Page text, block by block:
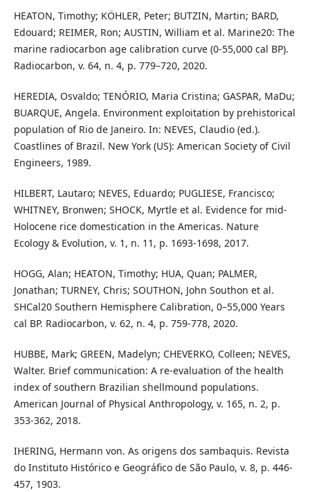
HEATON, Timothy; KÖHLER, Peter; BUTZIN, Martin; BARD,
Edouard; REIMER, Ron; AUSTIN, William et al. Marine20: The
marine radiocarbon age calibration curve (0-55,000 cal BP).
Radiocarbon, v. 64, n. 4, p. 779–720, 2020.
HEREDIA, Osvaldo; TENÓRIO, Maria Cristina; GASPAR, MaDu;
BUARQUE, Angela. Environment exploitation by prehistorical
population of Rio de Janeiro. In: NEVES, Claudio (ed.).
Coastlines of Brazil. New York (US): American Society of Civil
Engineers, 1989.
HILBERT, Lautaro; NEVES, Eduardo; PUGLIESE, Francisco;
WHITNEY, Bronwen; SHOCK, Myrtle et al. Evidence for mid-
Holocene rice domestication in the Americas. Nature
Ecology & Evolution, v. 1, n. 11, p. 1693-1698, 2017.
HOGG, Alan; HEATON, Timothy; HUA, Quan; PALMER,
Jonathan; TURNEY, Chris; SOUTHON, John Southon et al.
SHCal20 Southern Hemisphere Calibration, 0–55,000 Years
cal BP. Radiocarbon, v. 62, n. 4, p. 759-778, 2020.
HUBBE, Mark; GREEN, Madelyn; CHEVERKO, Colleen; NEVES,
Walter. Brief communication: A re-evaluation of the health
index of southern Brazilian shellmound populations.
American Journal of Physical Anthropology, v. 165, n. 2, p.
353-362, 2018.
IHERING, Hermann von. As origens dos sambaquis. Revista
do Instituto Histórico e Geográfico de São Paulo, v. 8, p. 446-
457, 1903.